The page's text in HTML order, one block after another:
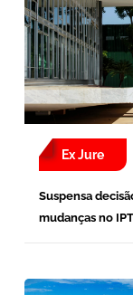
Ex Jure
Suspensa
mudanças no